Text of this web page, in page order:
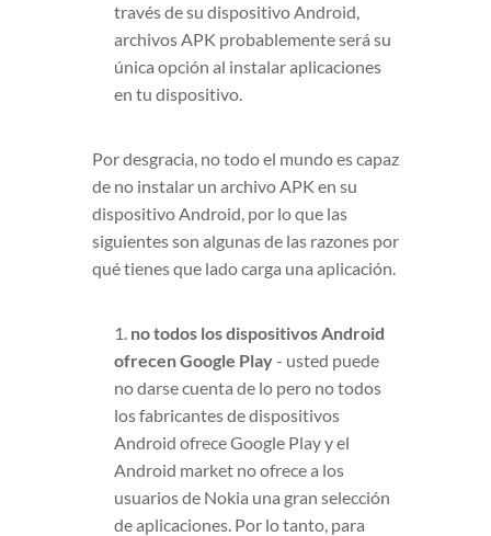
través de su dispositivo Android,
archivos APK probablemente será su
única opción al instalar aplicaciones
en tu dispositivo.
Por desgracia, no todo el mundo es capaz
de no instalar un archivo APK en su
dispositivo Android, por lo que las
siguientes son algunas de las razones por
qué tienes que lado carga una aplicación.
1. no todos los dispositivos Android
ofrecen Google Play- usted puede
no darse cuenta de lo pero no todos
los fabricantes de dispositivos
Android ofrece Google Play y el
Android market no ofrece a los
usuarios de Nokia una gran selección
de aplicaciones. Por lo tanto, para